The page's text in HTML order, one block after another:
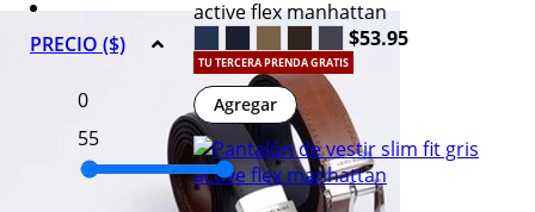
PRECIO ($)
active flex manhattan
$53.95
TU TERCERA PRENDA GRATIS
Agregar